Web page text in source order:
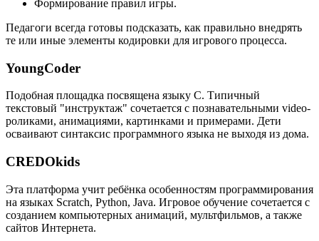
Формирование правил игры.
Педагоги всегда готовы подсказать, как правильно внедрять
те или иные элементы кодировки для игрового процесса.
YoungCoder
Подобная площадка посвящена языку C. Типичный
текстовый "инструктаж" сочетается с познавательными video-
роликами, анимациями, картинками и примерами. Дети
осваивают синтаксис программного языка не выходя из дома.
CREDOkids
Эта платформа учит ребёнка особенностям программирования
на языках Scratch, Python, Java. Игровое обучение сочетается с
созданием компьютерных анимаций, мультфильмов, а также
сайтов Интернета.